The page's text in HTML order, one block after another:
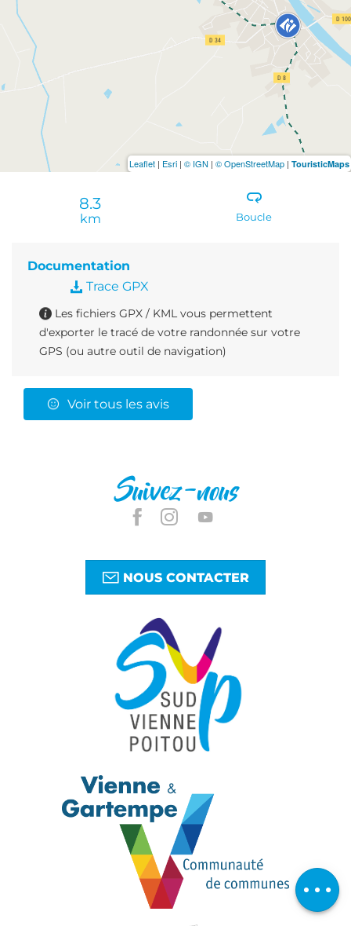
8.3
km Boucle
Documentation
Trace GPX
Les fichiers GPX / KML vous permettent
d'exporter le tracé de votre randonnée sur votre
GPS (ou autre outil de navigation)
Voir tous les avis
Leaflet | Esri | © IGN | © OpenStreetMap | TouristicMaps
Suivez-nous
NOUS CONTACTER